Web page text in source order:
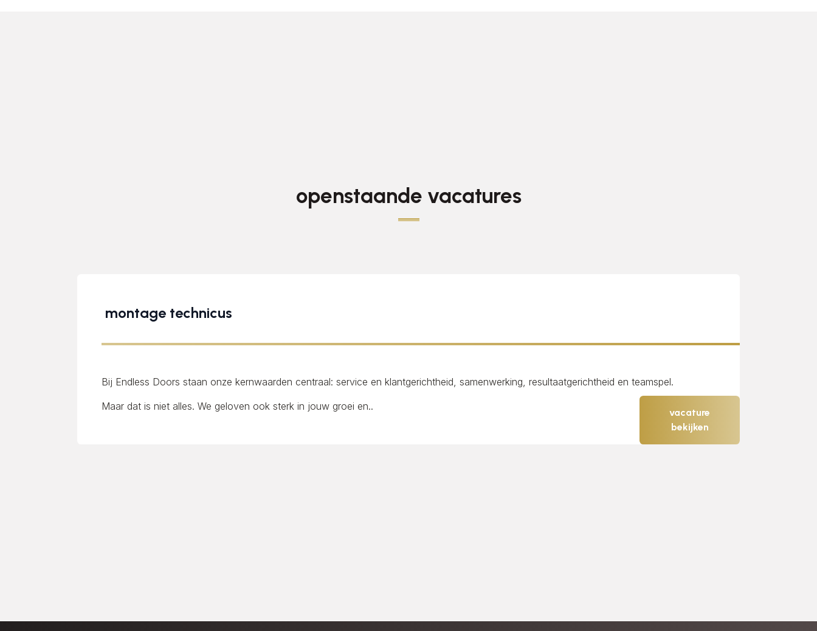
openstaande vacatures
montage technicus
Bij Endless Doors staan onze kernwaarden centraal: service en klantgerichtheid, samenwerking, resultaatgerichtheid en teamspel.
Maar dat is niet alles. We geloven ook sterk in jouw groei en..
vacature
bekijken